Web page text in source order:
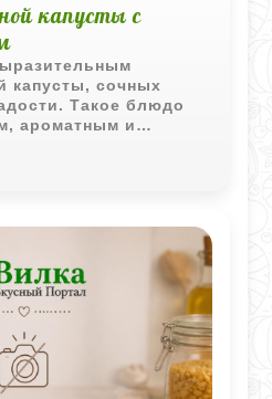
капусты с
капусты, сочных
Такое блюдо
ароматным и
повседневного